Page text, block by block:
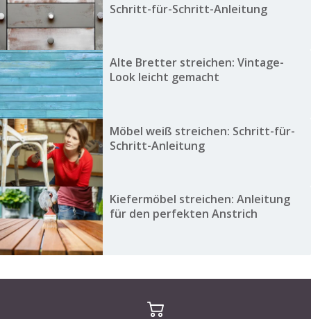
Schritt-für-Schritt-Anleitung
Alte Bretter streichen: Vintage-
Look leicht gemacht
Möbel weiß streichen: Schritt-für-
Schritt-Anleitung
Kiefermöbel streichen: Anleitung
für den perfekten Anstrich